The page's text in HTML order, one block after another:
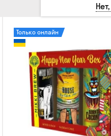
Только онлайн